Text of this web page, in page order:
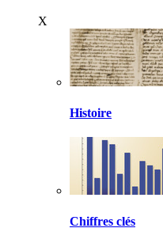
X
Histoire
Chiffres clés